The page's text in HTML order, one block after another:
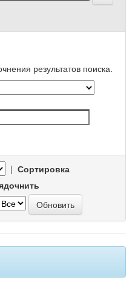
результатов поиска.
| Сортировка